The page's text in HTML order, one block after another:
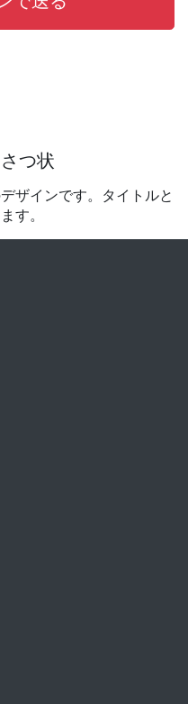
つ状
ザインです。タイトルと
す。